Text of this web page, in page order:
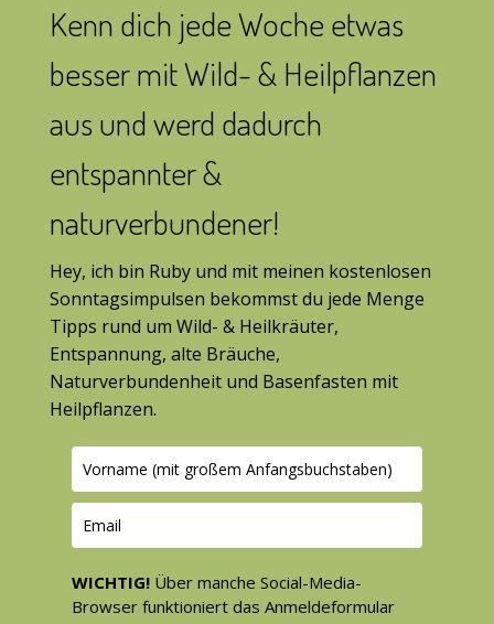
Kenn dich jede Woche etwas
besser mit Wild- & Heilpflanzen
aus und werd dadurch
entspannter &
naturverbundener!
Hey, ich bin Ruby und mit meinen kostenlosen
Sonntagsimpulsen bekommst du jede Menge
Tipps rund um Wild- & Heilkräuter,
Entspannung, alte Bräuche,
Naturverbundenheit und Basenfasten mit
Heilpflanzen.
WICHTIG!Über manche Social-Media-
Browser funktioniert das Anmeldeformular